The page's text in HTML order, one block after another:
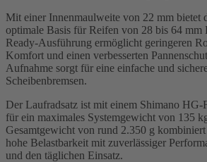
Mit einer Innenmaulweite von 22 mm bietet
optimale Basis für Reifen von 28 bis 64 mm
Ready-Ausführung ermöglicht geringeren
Komfort und einen verbesserten
Aufnahme sorgt für eine einfache und
Scheibenbremsen.
Der Laufradsatz ist mit einem Shimano HG-
für ein maximales Systemgewicht von 135
Gesamtgewicht von rund 2.350 g
hohe Belastbarkeit mit zuverlässiger
und den täglichen Einsatz.